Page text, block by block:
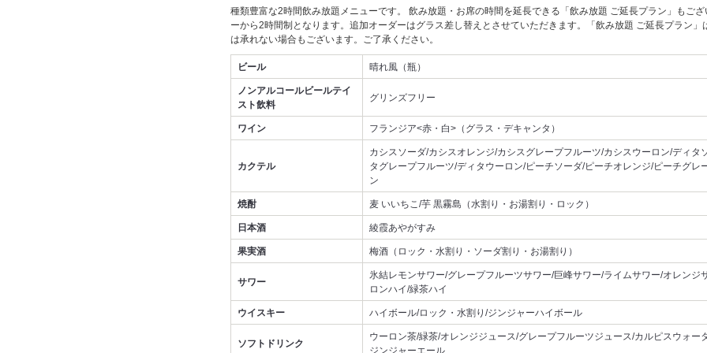
種類豊富な2時間飲み放題メニューです。 飲み放題・お席の時間を延長できる「飲み放題 ご延長プラン」もご
ーから2時間制となります。追加オーダーはグラス差し替えとさせていただきます。「飲み放題 ご延長プラン」
は承れない場合もございます。ご了承ください。
ビール 晴れ風（瓶）
ノンアルコールビールテイ
スト飲料
グリンズフリー
ワイン フランジア<赤・白>（グラス・デキャンタ）
カクテル
カシスソーダ/カシスオレンジ/カシスグレープフルーツ/カシスウーロン/ディタ
タグレープフルーツ/ディタウーロン/ピーチソーダ/ピーチオレンジ/ピーチグレ
ン
焼酎 麦 いいちこ/芋 黒霧島（水割り・お湯割り・ロック）
日本酒 綾霞あやがすみ
果実酒 梅酒（ロック・水割り・ソーダ割り・お湯割り）
サワー
氷結レモンサワー/グレープフルーツサワー/巨峰サワー/ライムサワー/オレンジ
ロンハイ/緑茶ハイ
ウイスキー ハイボール/ロック・水割り/ジンジャーハイボール
ソフトドリンク
ウーロン茶/緑茶/オレンジジュース/グレープフルーツジュース/カルピスウォー
ジンジャーエール